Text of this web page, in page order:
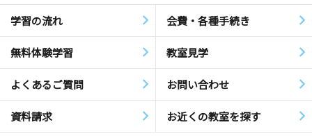
学習の流れ 会費・各種手続き
無料体験学習 教室見学
よくあるご質問 お問い合わせ
資料請求 お近くの教室を探す